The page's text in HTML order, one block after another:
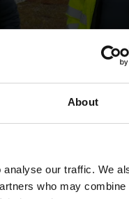
About
our traffic. We
who may combine
nasjonal